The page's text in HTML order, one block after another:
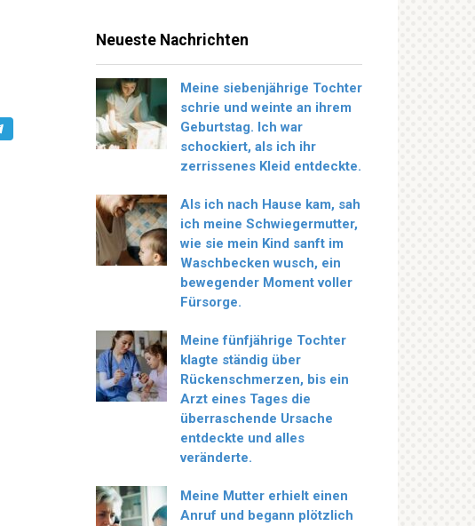
Neueste Nachrichten
Meine siebenjährige Tochter
schrie und weinte an ihrem
Geburtstag. Ich war
schockiert, als ich ihr
zerrissenes Kleid entdeckte.
Als ich nach Hause kam, sah
ich meine Schwiegermutter,
wie sie mein Kind sanft im
Waschbecken wusch, ein
bewegender Moment voller
Fürsorge.
Meine fünfjährige Tochter
klagte ständig über
Rückenschmerzen, bis ein
Arzt eines Tages die
überraschende Ursache
entdeckte und alles
veränderte.
Meine Mutter erhielt einen
Anruf und begann plötzlich